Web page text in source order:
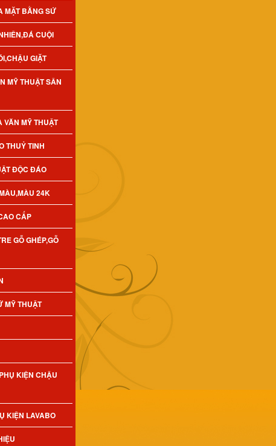
MẶT BẰNG SỨ
CUỘI
GIẶT
MỸ THUẬT SÂN
VĂN MỸ THUẬT
THUỶ TINH
ĐỘC ĐÁO
24K
CẤP
GỖ GHÉP,GỖ
MỸ THUẬT
KIỆN CHẬU
KIỆN LAVABO